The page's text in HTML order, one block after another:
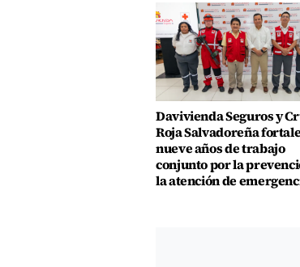
Davivienda Seguros y
Roja Salvadoreña
nueve años de trabajo
conjunto por la
la atención de